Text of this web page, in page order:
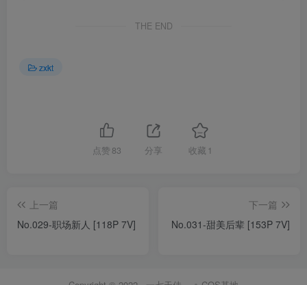
THE END
zxkt
点赞 83 分享 收藏 1
上一篇
No.029-职场新人 [118P 7V]
下一篇
No.031-甜美后辈 [153P 7V]